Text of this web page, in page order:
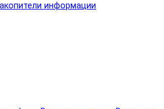
информации